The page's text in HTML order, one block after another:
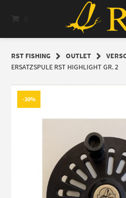
RST FISHING OUTLET
ERSATZSPULE RST HIGHLIGHT GR. 2
-30%